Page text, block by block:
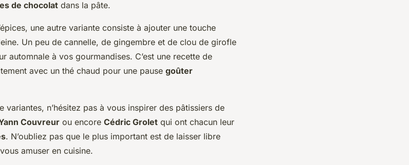
de chocolat dans la pâte.
, une autre variante consiste à ajouter une touche
Un peu de cannelle, de gingembre et de clou de girofle
automnale à vos gourmandises. C’est une recette de
avec un thé chaud pour une pause goûter
variantes, n’hésitez pas à vous inspirer des pâtissiers de
Couvreur ou encore Cédric Grolet qui ont chacun leur
. N’oubliez pas que le plus important est de laisser libre
amuser en cuisine.